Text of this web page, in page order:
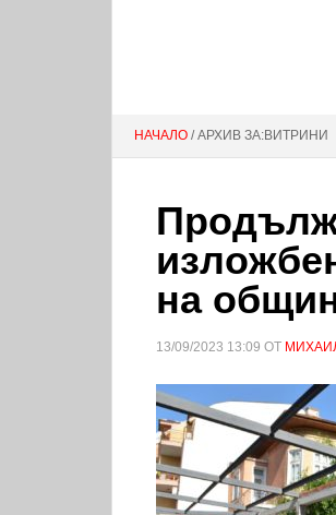
НАЧАЛО / АРХИВ ЗА:ВИТРИНИ
на
13/09/2023 13:09 ОТ